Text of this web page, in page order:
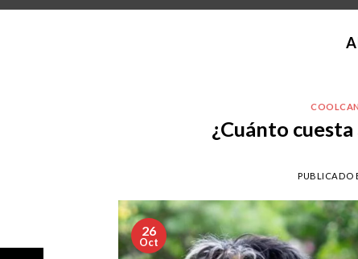
COOLCAN
¿Cuánto
PUBLICADO
26
Oct